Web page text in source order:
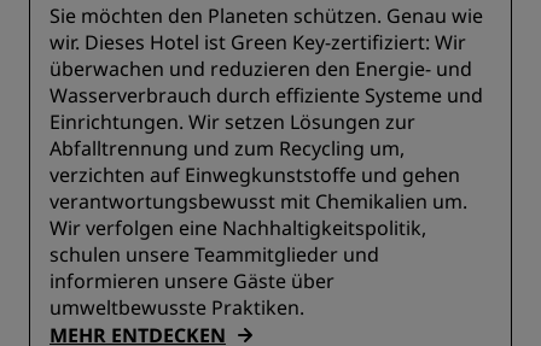
Sie möchten den Planeten schützen. Genau wie
wir. Dieses Hotel ist Green Key-zertifiziert: Wir
überwachen und reduzieren den Energie- und
Wasserverbrauch durch effiziente Systeme und
Einrichtungen. Wir setzen Lösungen zur
Abfalltrennung und zum Recycling um,
verzichten auf Einwegkunststoffe und gehen
verantwortungsbewusst mit Chemikalien um.
Wir verfolgen eine Nachhaltigkeitspolitik,
schulen unsere Teammitglieder und
informieren unsere Gäste über
umweltbewusste Praktiken.
MEHR ENTDECKEN